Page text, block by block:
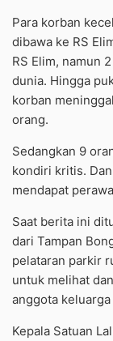
Para korban
dibawa ke RS
RS Elim, namun
dunia. Hingga
korban
orang.
Sedangkan 9
kondiri kritis.
mendapat
Saat berita ini
dari Tampan
pelataran parkir
untuk melihat
anggota
Kepala Satuan